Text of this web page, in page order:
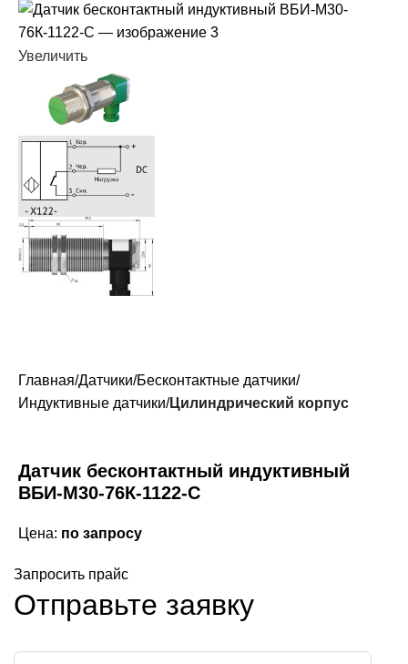
Увеличить
Главная Датчики Бесконтактные датчики
Индуктивные датчики Цилиндрический корпус
Датчик бесконтактный индуктивный
ВБИ-М30-76К-1122-С
Цена: по запросу
Запросить прайс
Отправьте заявку